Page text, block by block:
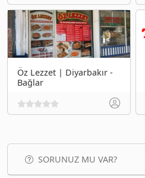
Öz Lezzet | Diyarbakır -
Bağlar
SORUNUZ MU VAR?